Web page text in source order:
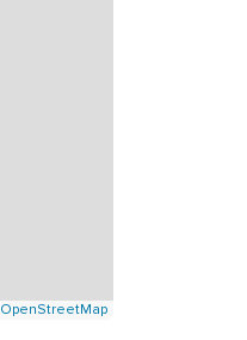
OpenStreetMap